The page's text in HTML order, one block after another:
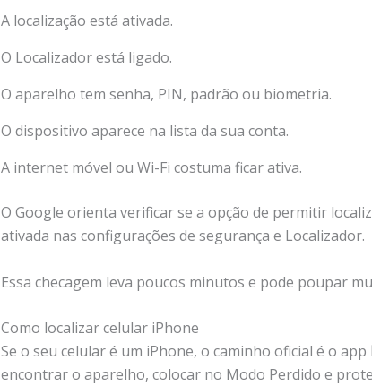
A localização está ativada.
O Localizador está ligado.
O aparelho tem senha, PIN, padrão ou biometria.
O dispositivo aparece na lista da sua conta.
A internet móvel ou Wi-Fi costuma ficar ativa.
O Google orienta verificar se a opção de permitir
ativada nas configurações de segurança e Localizador.
Essa checagem leva poucos minutos e pode poupar
Como localizar celular iPhone
Se o seu celular é um iPhone, o caminho oficial é o app
encontrar o aparelho, colocar no Modo Perdido e